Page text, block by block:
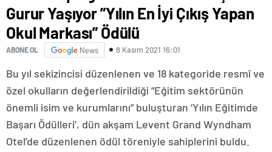
Gurur Yaşıyor ”Yılın En İyi Çıkış Yapan
Okul Markası” Ödülü
ABONE OL News 8 Kasım 2021 16:01
Bu yıl sekizincisi düzenlenen ve 18 kategoride resmî ve
özel okulların değerlendirildiği “Eğitim sektörünün
önemli isim ve kurumlarını” buluşturan ‘Yılın Eğitimde
Başarı Ödülleri’, dün akşam Levent Grand Wyndham
Otel’de düzenlenen ödül töreniyle sahiplerini buldu.